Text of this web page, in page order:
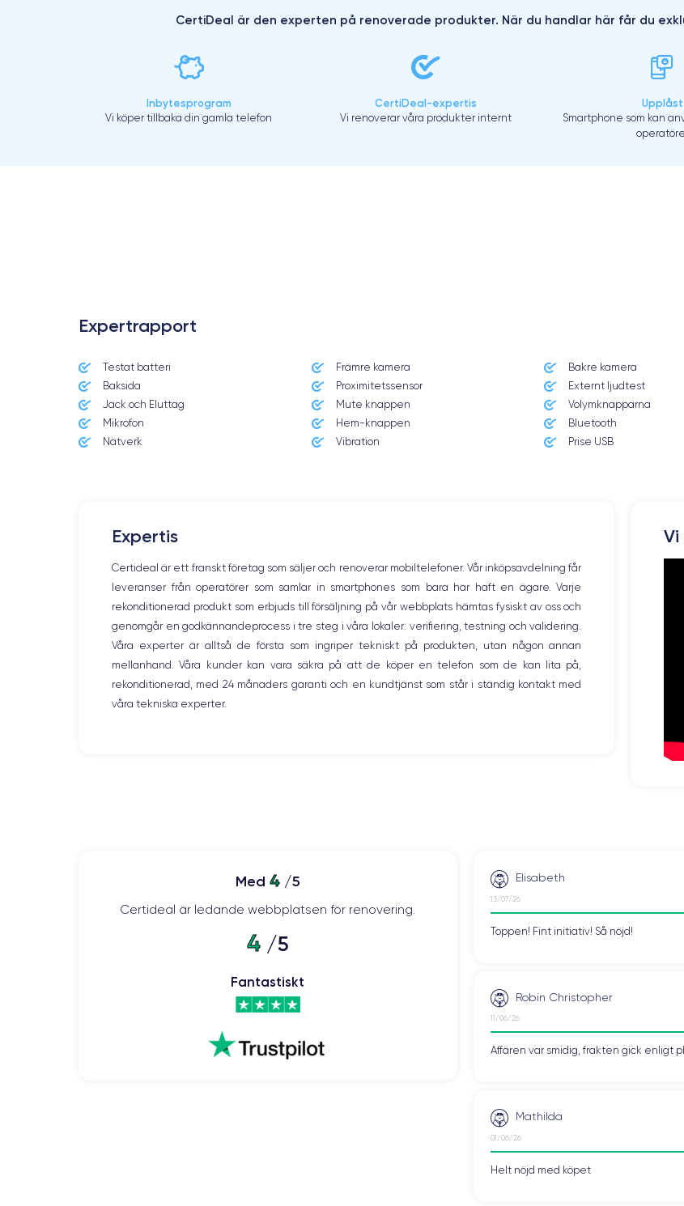
CertiDeal är den experten på renoverade produkter. När du handlar här får du
Inbytesprogram
Vi köper tillbaka din gamla telefon
CertiDeal-expertis
Vi renoverar våra produkter internt
Upplåst
Smartphone som kan
Expertrapport
Testat batteri Främre kamera Bakre kamera
Baksida
Proximitetssensor Externt ljudtest
Jack och Eluttag
Mute knappen Volymknapparna
Mikrofon
Hem-knappen Bluetooth
Nätverk
Vibration Prise USB
Expertis
Certideal är ett franskt företag som säljer och renoverar mobiltelefoner. Vår inköpsavdelning får
leveranser från operatörer som samlar in smartphones som bara har haft en ägare. Varje
rekonditionerad produkt som erbjuds till försäljning på vår webbplats hämtas fysiskt av oss och
genomgår en godkännandeprocess i tre steg i våra lokaler: verifiering, testning och validering.
Våra experter är alltså de första som ingriper tekniskt på produkten, utan någon annan
mellanhand. Våra kunder kan vara säkra på att de köper en telefon som de kan lita på,
rekonditionerad, med 24 månaders garanti och en kundtjänst som står i ständig kontakt med
våra tekniska experter.
Med 4/5
Certideal är ledande webbplatsen för renovering.
4/5
Fantastiskt
Elisabeth
13/07/26
Toppen! Fint initiativ! Så nöjd!
Robin Christopher
11/06/26
Affären var smidig, frakten gick enligt
Mathilda
01/06/26
Helt nöjd med köpet